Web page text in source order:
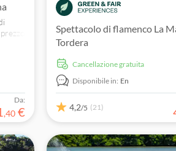
in
Da:
,40 €
Spettacolo di flamenco La
Tordera
Cancellazione gratuita
Disponibile in: En
4,2/5 (21)